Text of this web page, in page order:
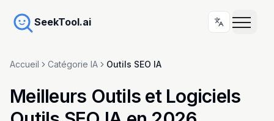
SeekTool.ai
Accueil Catégorie IA Outils SEO IA
Meilleurs Outils et Logiciels